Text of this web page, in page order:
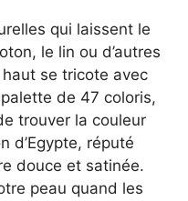
qui laissent le
le lin ou d’autres
se tricote avec
de 47 coloris,
trouver la couleur
d’Egypte, réputé
douce et satinée.
peau quand les